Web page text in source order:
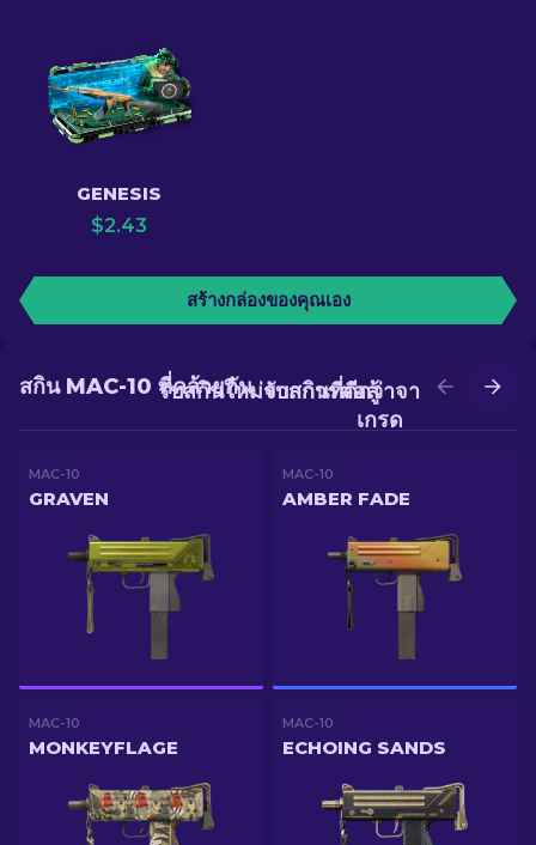
GENESIS
$2.43
สร้างกล่องของคุณเอง
รับสกินที่ดีกว่าจากการอัป
เกรด
รับสกินใหม่จากการต่อสู้
สกิน MAC-10 ที่คล้ายกัน
MAC-10
GRAVEN
MAC-10
AMBER FADE
MAC-10
MONKEYFLAGE
MAC-10
ECHOING SANDS